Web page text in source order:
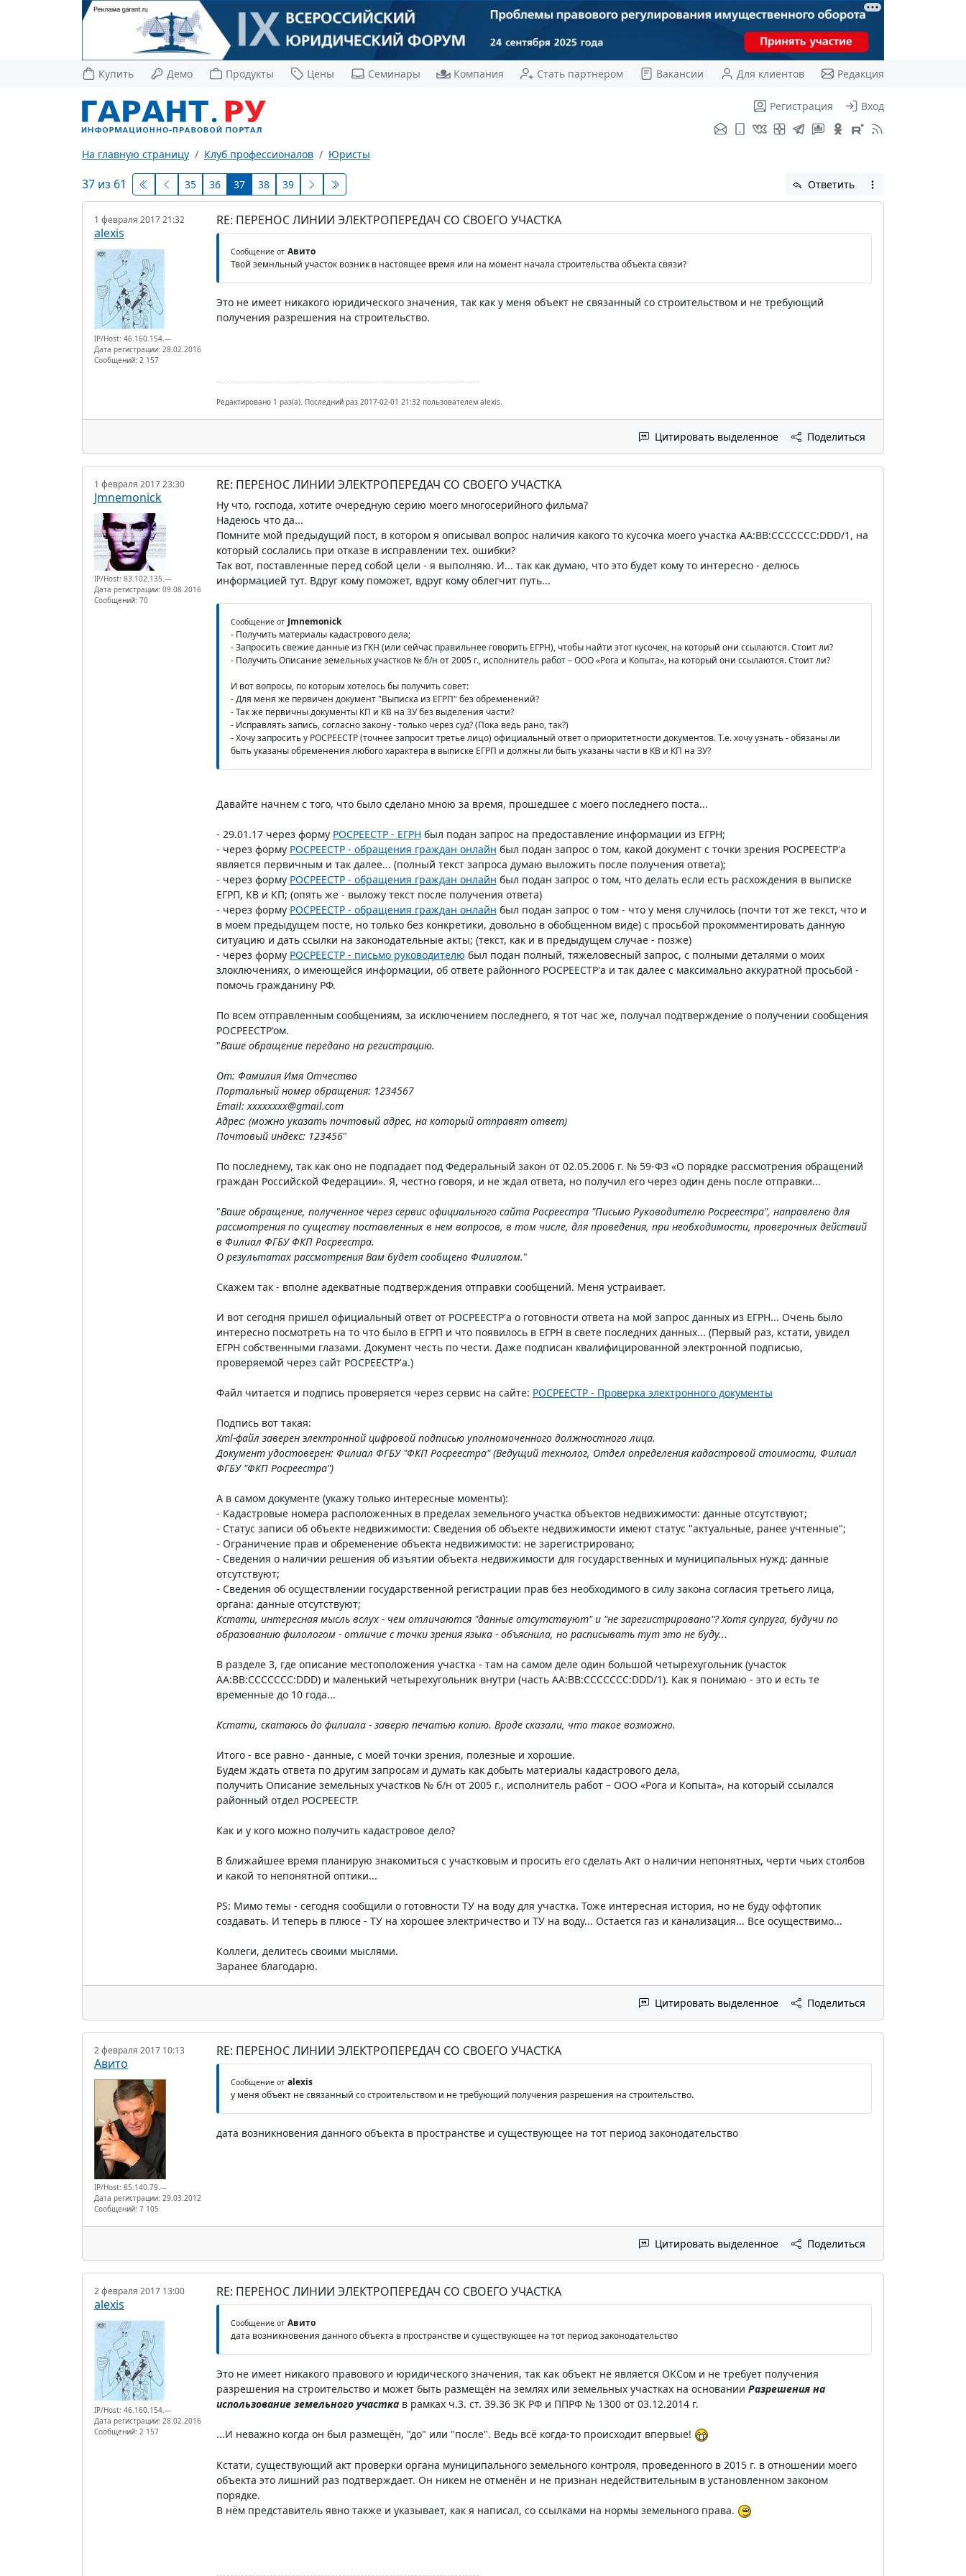
Купить Демо Продукты Цены Семинары Компания Стать партнером Вакансии Для клиентов Редакция
Регистрация Вход
На главную страницу Клуб профессионалов Юристы
37 из 61 35 36 37 38 39 Ответить
1 февраля 2017 21:32
alexis
IP/Host: 46.160.154.---
Дата регистрации: 28.02.2016
Сообщений: 2 157
RE: ПЕРЕНОС ЛИНИИ ЭЛЕКТРОПЕРЕДАЧ СО СВОЕГО УЧАСТКА
Сообщение от Авито
Твой земнльный участок возник в настоящее время или на момент начала строительства объекта связи?
Это не имеет никакого юридического значения, так как у меня объект не связанный со строительством и не требующий
получения разрешения на строительство.
Редактировано 1 раз(а). Последний раз 2017-02-01 21:32 пользователем alexis.
Цитировать выделенное Поделиться
1 февраля 2017 23:30
Jmnemonick
IP/Host: 83.102.135.---
Дата регистрации: 09.08.2016
Сообщений: 70
RE: ПЕРЕНОС ЛИНИИ ЭЛЕКТРОПЕРЕДАЧ СО СВОЕГО УЧАСТКА
Ну что, господа, хотите очередную серию моего многосерийного фильма?
Надеюсь что да...
Помните мой предыдущий пост, в котором я описывал вопрос наличия какого то кусочка моего участка AA:BB:CCCCCCC:DDD/1, на
который сослались при отказе в исправлении тех. ошибки?
Так вот, поставленные перед собой цели - я выполняю. И... так как думаю, что это будет кому то интересно - делюсь
информацией тут. Вдруг кому поможет, вдруг кому облегчит путь...
Сообщение от Jmnemonick
- Получить материалы кадастрового дела;
- Запросить свежие данные из ГКН (или сейчас правильнее говорить ЕГРН), чтобы найти этот кусочек, на который они ссылаются. Стоит ли?
- Получить Описание земельных участков № б/н от 2005 г., исполнитель работ – ООО «Рога и Копыта», на который они ссылаются. Стоит ли?
И вот вопросы, по которым хотелось бы получить совет:
- Для меня же первичен документ "Выписка из ЕГРП" без обременений?
- Так же первичны документы КП и КВ на ЗУ без выделения части?
- Исправлять запись, согласно закону - только через суд? (Пока ведь рано, так?)
- Хочу запросить у РОСРЕЕСТР (точнее запросит третье лицо) официальный ответ о приоритетности документов. Т.е. хочу узнать - обязаны ли
быть указаны обременения любого характера в выписке ЕГРП и должны ли быть указаны части в КВ и КП на ЗУ?
Давайте начнем с того, что было сделано мною за время, прошедшее с моего последнего поста...
- 29.01.17 через форму РОСРЕЕСТР - ЕГРН был подан запрос на предоставление информации из ЕГРН;
- через форму РОСРЕЕСТР - обращения граждан онлайн был подан запрос о том, какой документ с точки зрения РОСРЕЕСТР'а
является первичным и так далее... (полный текст запроса думаю выложить после получения ответа);
- через форму РОСРЕЕСТР - обращения граждан онлайн был подан запрос о том, что делать если есть расхождения в выписке
ЕГРП, КВ и КП; (опять же - выложу текст после получения ответа)
- через форму РОСРЕЕСТР - обращения граждан онлайн был подан запрос о том - что у меня случилось (почти тот же текст, что и
в моем предыдущем посте, но только без конкретики, довольно в обобщенном виде) с просьбой прокомментировать данную
ситуацию и дать ссылки на законодательные акты; (текст, как и в предыдущем случае - позже)
- через форму РОСРЕЕСТР - письмо руководителю был подан полный, тяжеловесный запрос, с полными деталями о моих
злоключениях, о имеющейся информации, об ответе районного РОСРЕЕСТР'а и так далее с максимально аккуратной просьбой -
помочь гражданину РФ.
По всем отправленным сообщениям, за исключением последнего, я тот час же, получал подтверждение о получении сообщения
РОСРЕЕСТР'ом.
"Ваше обращение передано на регистрацию.
От: Фамилия Имя Отчество
Портальный номер обращения: 1234567
Email: хххххххх@gmail.com
Адрес: (можно указать почтовый адрес, на который отправят ответ)
Почтовый индекс: 123456"
По последнему, так как оно не подпадает под Федеральный закон от 02.05.2006 г. № 59-ФЗ «О порядке рассмотрения обращений
граждан Российской Федерации». Я, честно говоря, и не ждал ответа, но получил его через один день после отправки...
"Ваше обращение, полученное через сервис официального сайта Росреестра "Письмо Руководителю Росреестра", направлено для
рассмотрения по существу поставленных в нем вопросов, в том числе, для проведения, при необходимости, проверочных действий
в Филиал ФГБУ ФКП Росреестра.
О результатах рассмотрения Вам будет сообщено Филиалом."
Скажем так - вполне адекватные подтверждения отправки сообщений. Меня устраивает.
И вот сегодня пришел официальный ответ от РОСРЕЕСТР'а о готовности ответа на мой запрос данных из ЕГРН... Очень было
интересно посмотреть на то что было в ЕГРП и что появилось в ЕГРН в свете последних данных... (Первый раз, кстати, увидел
ЕГРН собственными глазами. Документ честь по чести. Даже подписан квалифицированной электронной подписью,
проверяемой через сайт РОСРЕЕСТР'а.)
Файл читается и подпись проверяется через сервис на сайте: РОСРЕЕСТР - Проверка электронного документы
Подпись вот такая:
Xml-файл заверен электронной цифровой подписью уполномоченного должностного лица.
Документ удостоверен: Филиал ФГБУ "ФКП Росреестра" (Ведущий технолог, Отдел определения кадастровой стоимости, Филиал
ФГБУ "ФКП Росреестра")
А в самом документе (укажу только интересные моменты):
- Кадастровые номера расположенных в пределах земельного участка объектов недвижимости: данные отсутствуют;
- Статус записи об объекте недвижимости: Сведения об объекте недвижимости имеют статус "актуальные, ранее учтенные";
- Ограничение прав и обременение объекта недвижимости: не зарегистрировано;
- Сведения о наличии решения об изъятии объекта недвижимости для государственных и муниципальных нужд: данные
отсутствуют;
- Сведения об осуществлении государственной регистрации прав без необходимого в силу закона согласия третьего лица,
органа: данные отсутствуют;
Кстати, интересная мысль вслух - чем отличаются "данные отсутствуют" и "не зарегистрировано"? Хотя супруга, будучи по
образованию филологом - отличие с точки зрения языка - объяснила, но расписывать тут это не буду...
В разделе 3, где описание местоположения участка - там на самом деле один большой четырехугольник (участок
AA:BB:CCCCCCC:DDD) и маленький четырехугольник внутри (часть AA:BB:CCCCCCC:DDD/1). Как я понимаю - это и есть те
временные до 10 года...
Кстати, скатаюсь до филиала - заверю печатью копию. Вроде сказали, что такое возможно.
Итого - все равно - данные, с моей точки зрения, полезные и хорошие.
Будем ждать ответа по другим запросам и думать как добыть материалы кадастрового дела,
получить Описание земельных участков № б/н от 2005 г., исполнитель работ – ООО «Рога и Копыта», на который ссылался
районный отдел РОСРЕЕСТР.
Как и у кого можно получить кадастровое дело?
В ближайшее время планирую знакомиться с участковым и просить его сделать Акт о наличии непонятных, черти чьих столбов
и какой то непонятной оптики...
PS: Мимо темы - сегодня сообщили о готовности ТУ на воду для участка. Тоже интересная история, но не буду оффтопик
создавать. И теперь в плюсе - ТУ на хорошее электричество и ТУ на воду... Остается газ и канализация... Все осуществимо...
Коллеги, делитесь своими мыслями.
Заранее благодарю.
Цитировать выделенное Поделиться
2 февраля 2017 10:13
Авито
IP/Host: 85.140.79.---
Дата регистрации: 29.03.2012
Сообщений: 7 105
RE: ПЕРЕНОС ЛИНИИ ЭЛЕКТРОПЕРЕДАЧ СО СВОЕГО УЧАСТКА
Сообщение от alexis
у меня объект не связанный со строительством и не требующий получения разрешения на строительство.
дата возникновения данного объекта в пространстве и существующее на тот период законодательство
Цитировать выделенное Поделиться
2 февраля 2017 13:00
alexis
IP/Host: 46.160.154.---
Дата регистрации: 28.02.2016
Сообщений: 2 157
RE: ПЕРЕНОС ЛИНИИ ЭЛЕКТРОПЕРЕДАЧ СО СВОЕГО УЧАСТКА
Сообщение от Авито
дата возникновения данного объекта в пространстве и существующее на тот период законодательство
Это не имеет никакого правового и юридического значения, так как объект не является ОКСом и не требует получения
разрешения на строительство и может быть размещён на землях или земельных участках на основании Разрешения на
использование земельного участкав рамках ч.3. ст. 39.36 ЗК РФ и ППРФ № 1300 от 03.12.2014 г.
...И неважно когда он был размещён, "до" или "после". Ведь всё когда-то происходит впервые!
Кстати, существующий акт проверки органа муниципального земельного контроля, проведенного в 2015 г. в отношении моего
объекта это лишний раз подтверждает. Он никем не отменён и не признан недействительным в установленном законом
порядке.
В нём представитель явно также и указывает, как я написал, со ссылками на нормы земельного права.